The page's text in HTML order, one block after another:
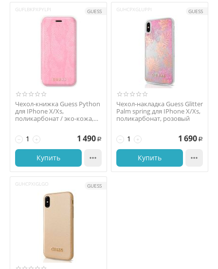
GUFLBKPXPYLPI GUESS
Чехол-книжка Guess Python
для IPhone X/Xs,
поликарбонат / эко-кожа,
+
− 1 490 Р
Купить 
GUHCPXGLUPPI GUESS
Чехол-накладка Guess Glitter
Palm spring для IPhone X/Xs,
поликарбонат, розовый
+
− 1 690 Р
Купить 
GUHCPXIGLGO GUESS